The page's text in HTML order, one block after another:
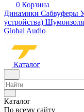
0 Корзина
Динамики Сабвуферы
устройства)
Global Audio
Каталог
Каталог
По всему сайту